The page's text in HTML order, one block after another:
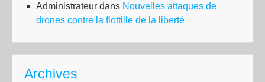
Administrateur dans Nouvelles attaques de
drones contre la flottille de la liberté
Archives